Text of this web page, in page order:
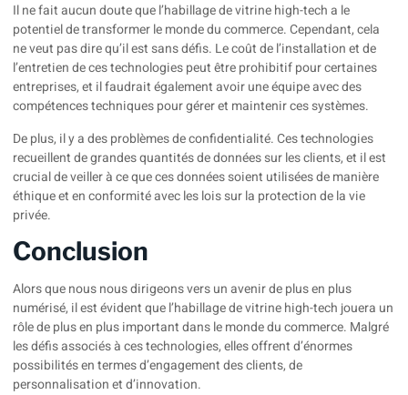
Il ne fait aucun doute que l’habillage de vitrine high-tech a le
potentiel de transformer le monde du commerce. Cependant, cela
ne veut pas dire qu’il est sans défis. Le coût de l’installation et de
l’entretien de ces technologies peut être prohibitif pour certaines
entreprises, et il faudrait également avoir une équipe avec des
compétences techniques pour gérer et maintenir ces systèmes.
De plus, il y a des problèmes de confidentialité. Ces technologies
recueillent de grandes quantités de données sur les clients, et il est
crucial de veiller à ce que ces données soient utilisées de manière
éthique et en conformité avec les lois sur la protection de la vie
privée.
Conclusion
Alors que nous nous dirigeons vers un avenir de plus en plus
numérisé, il est évident que l’habillage de vitrine high-tech jouera un
rôle de plus en plus important dans le monde du commerce. Malgré
les défis associés à ces technologies, elles offrent d’énormes
possibilités en termes d’engagement des clients, de
personnalisation et d’innovation.